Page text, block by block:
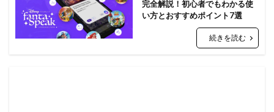
完全解説！初心者でもわかる使
い方とおすすめポイント7選
続きを読む